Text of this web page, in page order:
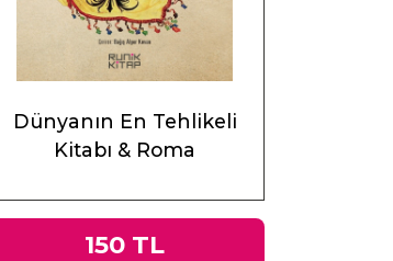
Dünyanın En Tehlikeli
Kitabı & Roma
Almanyası’na Tacitus’un
Germania’sı
150 TL